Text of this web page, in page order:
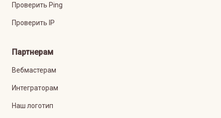
Проверить Ping
Проверить IP
Партнерам
Вебмастерам
Интеграторам
Наш логотип